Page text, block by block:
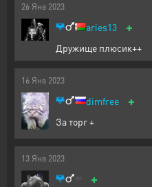
26 Янв 2023
aries13 +
Дружище плюсик++
16 Янв 2023
dimfree +
За торг +
13 Янв 2023
+